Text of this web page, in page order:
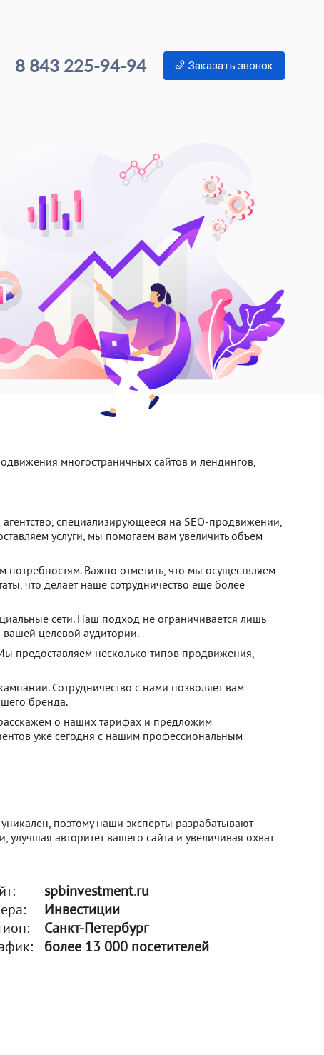
8 843 225-94-94 Заказать звонок
многостраничных сайтов и лендингов,
специализирующееся на SEO-продвижении,
услуги, мы помогаем вам увеличить объем
Важно отметить, что мы осуществляем
что делает наше сотрудничество еще более
сети. Наш подход не ограничивается лишь
вашей целевой аудитории.
предоставляем несколько типов продвижения,
Сотрудничество с нами позволяет вам
бренда.
о наших тарифах и предложим
уже сегодня с нашим профессиональным
поэтому наши эксперты разрабатывают
авторитет вашего сайта и увеличивая охват
spbinvestment• ru
Инвестиции
Санкт-Петербург
более 13 000 посетителей